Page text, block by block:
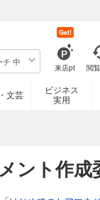
チ 中
来店pt
Get!
閲
文芸
ビジネス
実用
ント作成